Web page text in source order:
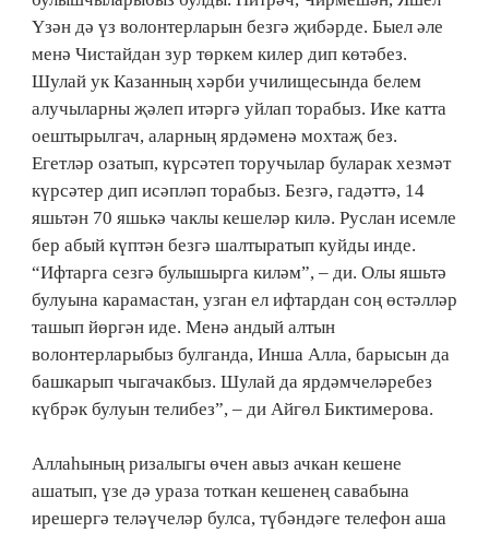
Үзән дә үз волонтерларын безгә җибәрде. Быел әле
менә Чистайдан зур төркем килер дип көтәбез.
Шулай ук Казанның хәрби училищесында белем
алучыларны җәлеп итәргә уйлап торабыз. Ике катта
оештырылгач, аларның ярдәменә мохтаҗ без.
Егетләр озатып, күрсәтеп торучылар буларак хезмәт
күрсәтер дип исәпләп торабыз. Безгә, гадәттә, 14
яшьтән 70 яшькә чаклы кешеләр килә. Руслан исемле
бер абый күптән безгә шалтыратып куйды инде.
“Ифтарга сезгә булышырга киләм”, – ди. Олы яшьтә
булуына карамастан, узган ел ифтардан соң өстәлләр
ташып йөргән иде. Менә андый алтын
волонтерларыбыз булганда, Инша Алла, барысын да
башкарып чыгачакбыз. Шулай да ярдәмчеләребез
күбрәк булуын телибез”, – ди Айгөл Биктимерова.
Аллаһының ризалыгы өчен авыз ачкан кешене
ашатып, үзе дә ураза тоткан кешенең савабына
ирешергә теләүчеләр булса, түбәндәге телефон аша